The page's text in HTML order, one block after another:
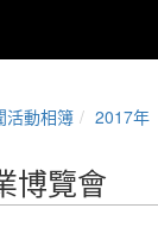
活動相簿 2017年
博覽會